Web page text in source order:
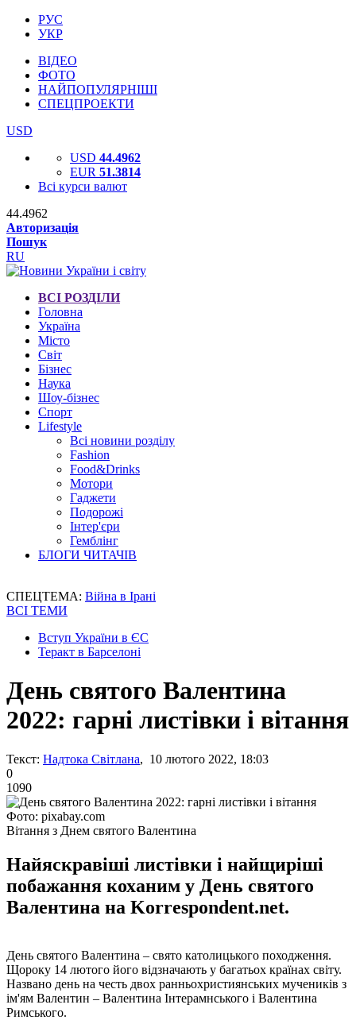
РУС
УКР
ВІДЕО
ФОТО
НАЙПОПУЛЯРНІШІ
СПЕЦПРОЕКТИ
USD
USD 44.4962
EUR 51.3814
Всі курси валют
44.4962
Авторизація
Пошук
RU
ВСІ РОЗДІЛИ
Головна
Україна
Місто
Світ
Бізнес
Наука
Шоу-бізнес
Спорт
Lifestyle
Всі новини розділу
Fashion
Food&Drinks
Мотори
Гаджети
Подорожі
Інтер'єри
Гемблінг
БЛОГИ ЧИТАЧІВ
СПЕЦТЕМА: Війна в Ірані
ВСІ ТЕМИ
Вступ України в ЄС
Теракт в Барселоні
День святого Валентина
2022: гарні листівки і вітання
Текст: Надтока Світлана, 10 лютого 2022, 18:03
0
1090
Фото: pixabay.com
Вітання з Днем святого Валентина
Найяскравіші листівки і найщиріші
побажання коханим у День святого
Валентина на Korrespondent.net.
День святого Валентина – свято католицького походження.
Щороку 14 лютого його відзначають у багатьох країнах світу.
Названо день на честь двох ранньохристиянських мучеників з
ім'ям Валентин – Валентина Інтерамнського і Валентина
Римського.